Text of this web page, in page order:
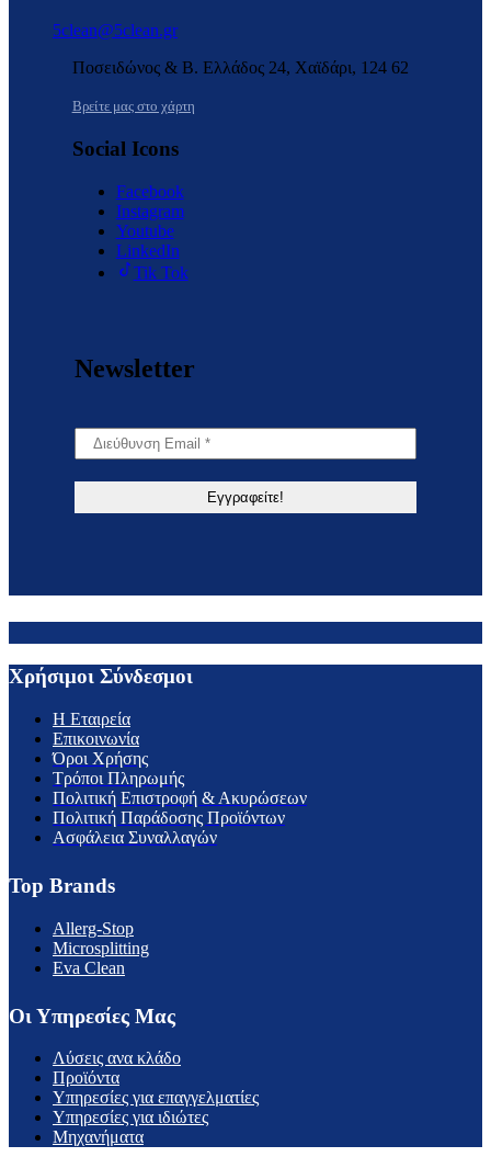
5clean@5clean.gr
Ποσειδώνος & Β. Ελλάδος 24, Χαϊδάρι, 124 62
Βρείτε μας στο χάρτη
Social Icons
Facebook
Instagram
Youtube
LinkedIn
Tik Tok
Newsletter
Χρήσιμοι Σύνδεσμοι
H Εταιρεία
Επικοινωνία
Όροι Χρήσης
Τρόποι Πληρωμής
Πολιτική Επιστροφή & Ακυρώσεων
Πολιτική Παράδοσης Προϊόντων
Ασφάλεια Συναλλαγών
Top Brands
Allerg-Stop
Microsplitting
Eva Clean
Οι Υπηρεσίες Μας
Λύσεις ανα κλάδο
Προϊόντα
Υπηρεσίες για επαγγελματίες
Υπηρεσίες για ιδιώτες
Μηχανήματα